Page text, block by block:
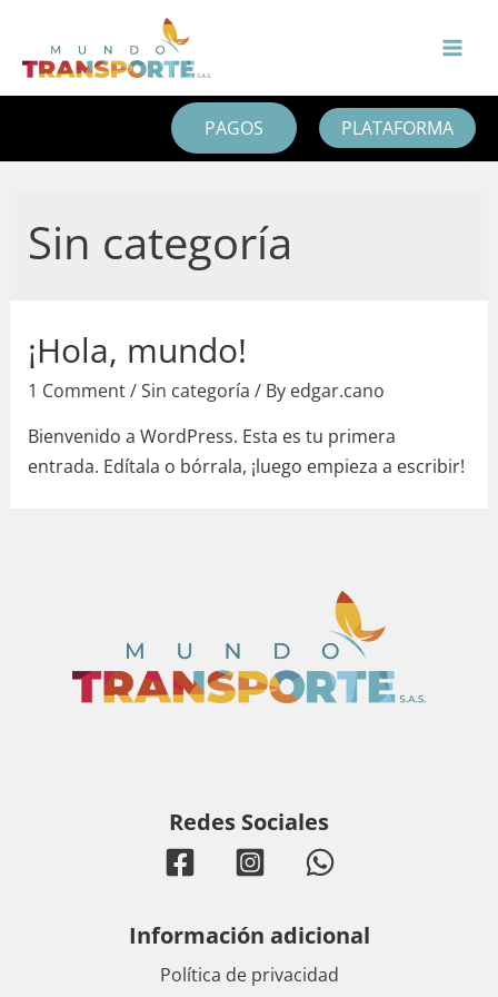
content
PAGOS PLATAFORMA
Sin categoría
¡Hola, mundo!
1 Comment/Sin categoría / By edgar.cano
Bienvenido a WordPress. Esta es tu primera
entrada. Edítala o bórrala, ¡luego empieza a escribir!
Redes Sociales
Información adicional
Política de privacidad